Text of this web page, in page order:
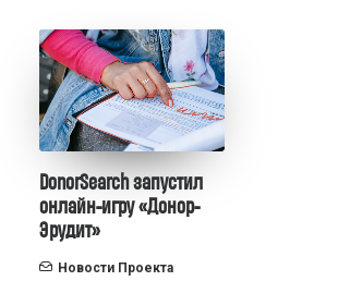
DonorSearch запустил
онлайн-игру «Донор-
Эрудит»
Новости Проекта